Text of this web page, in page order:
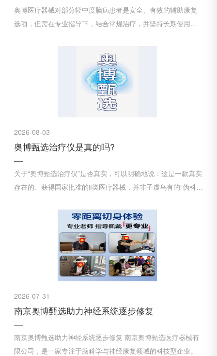
奥博医疗器械对部分轻中度脑病患者是安全、有效的辅助康复
选项，但需在专业指导下，结合常规治疗，并坚持长期使用才
2026-08-03
奥博甄选治疗仪是真的吗?
关于“奥博甄选治疗仪”是否真实，可以明确地说：这是一款真实
存在的、获得国家批准的Ⅱ类医疗器械，并非子虚乌有的“伪科
2026-07-31
南京奥博甄选助力神经系统逐步修复
南京奥博甄选助力神经系统逐步修复 南京奥博甄选医疗器械有
限公司，是一家专注于脑科学与神经康复领域的科技型企业。